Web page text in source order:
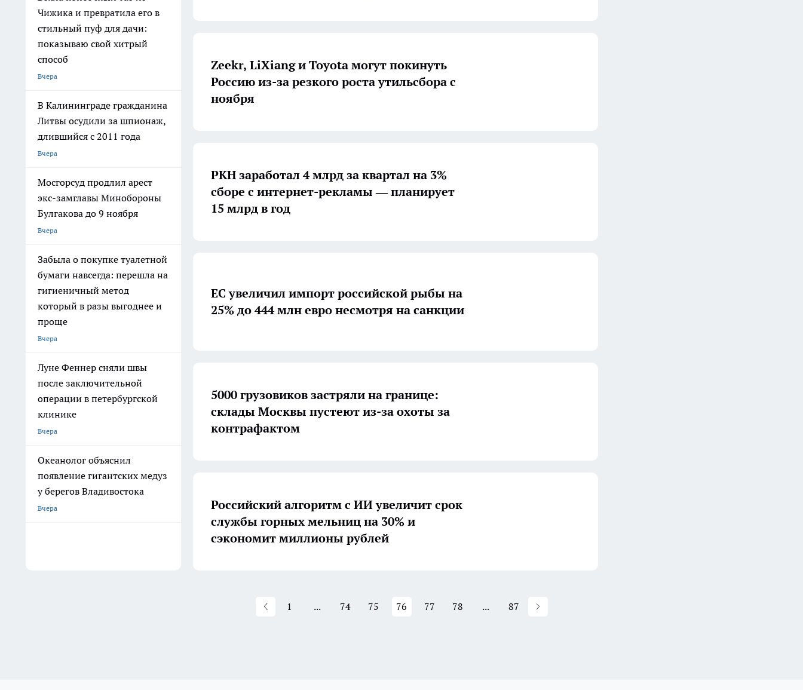
Чижика и превратила его в
стильный пуф для дачи:
показываю свой хитрый
способ
Вчера
В Калининграде гражданина
Литвы осудили за шпионаж,
длившийся с 2011 года
Вчера
Мосгорсуд продлил арест
экс-замглавы Минобороны
Булгакова до 9 ноября
Вчера
Забыла о покупке туалетной
бумаги навсегда: перешла на
гигиеничный метод
который в разы выгоднее и
проще
Вчера
Луне Феннер сняли швы
после заключительной
операции в петербургской
клинике
Вчера
Океанолог объяснил
появление гигантских медуз
у берегов Владивостока
Вчера
Zeekr, LiXiang и Toyota могут покинуть
Россию из-за резкого роста утильсбора с
ноября
РКН заработал 4 млрд за квартал на 3%
сборе с интернет-рекламы — планирует
15 млрд в год
ЕС увеличил импорт российской рыбы на
25% до 444 млн евро несмотря на санкции
5000 грузовиков застряли на границе:
склады Москвы пустеют из-за охоты за
контрафактом
Российский алгоритм с ИИ увеличит срок
службы горных мельниц на 30% и
сэкономит миллионы рублей
1 ... 74 75 76 77 78 ... 87